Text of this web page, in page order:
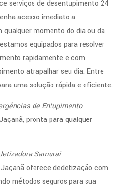
serviços de desentupimento 24
acesso imediato a
qualquer momento do dia ou da
equipados para resolver
rapidamente e com
atrapalhar seu dia. Entre
uma solução rápida e eficiente.
de Entupimento
pronta para qualquer
Samurai
oferece dedetização com
métodos seguros para sua